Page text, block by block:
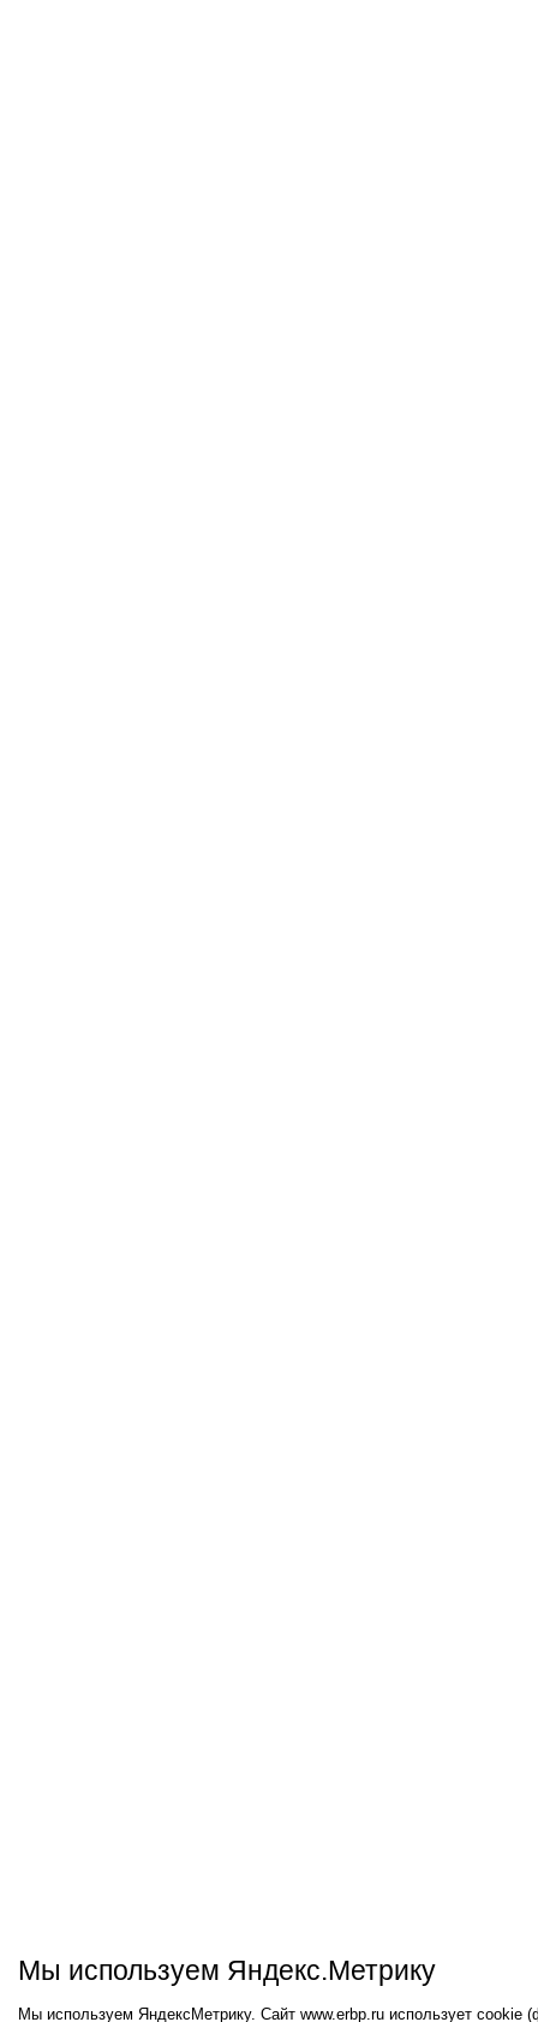
Мы используем Яндекс.Метрику
Мы используем ЯндексМетрику. Сайт www.erbp.ru использует